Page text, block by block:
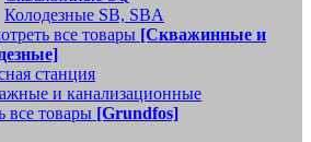
Колодезные SB, SBA
все товары [Скважинные и
станция
и канализационные
все товары [Grundfos]